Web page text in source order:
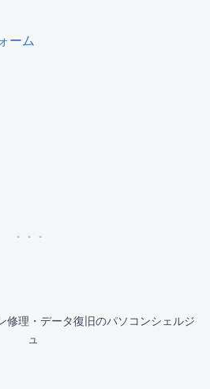
ーム
理・データ復旧のパソコンシェルジ
ュ